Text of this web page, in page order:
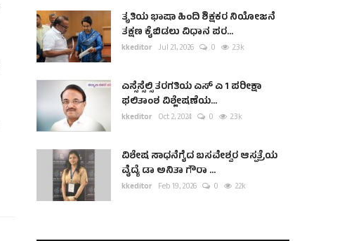
ತೃತಿಯ ಭಾಷಾ ಹಿಂದಿ ಶಿಕ್ಷಕರ ನಿಯೋಜನೆ
ತಕ್ಷಣ ಕೈಬಿಡಲು ವಿಧಾನ ಪರ...
kkeditor Jul 21, 2026 0 2.3k
ಎಸ್ಸೆಸ್ಸೆಲ್ಸಿ ತರಗತಿಯ ಎಸ್ ಎ 1 ಪರೀಕ್ಷಾ
ಫಲಿತಾಂಶ ವಿಶ್ಲೇಷಣೆಯ...
kkeditor Oct 2, 2024 0 2.3k
ವಿಶೇಷ ಸಾಧನೆಗೈದ ಬಸವೇಶ್ವರ ಆಸ್ಪತ್ರೆಯ
ವೈದ್ಯೆ ಡಾ ಅನಿತಾ ಗೌರಾ ...
kkeditor Feb 19, 2026 0 2.2k